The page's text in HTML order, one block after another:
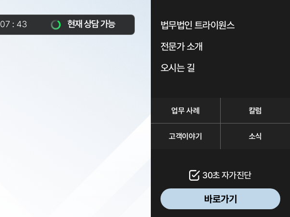
법무법인 트라이원스
전문가 소개
오시는 길
업무 사례 칼럼
고객이야기 소식
30초 자가진단
바로가기
07 : 43 현재 상담 가능